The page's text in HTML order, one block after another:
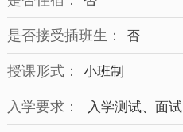
是否接受插班生： 否
授课形式： 小班制
入学要求： 入学测试、面试